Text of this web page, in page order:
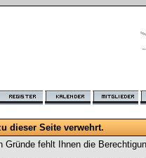
dieser Seite verwehrt.
Gründe fehlt Ihnen die